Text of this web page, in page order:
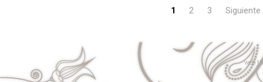
1 2 3 Siguiente
web